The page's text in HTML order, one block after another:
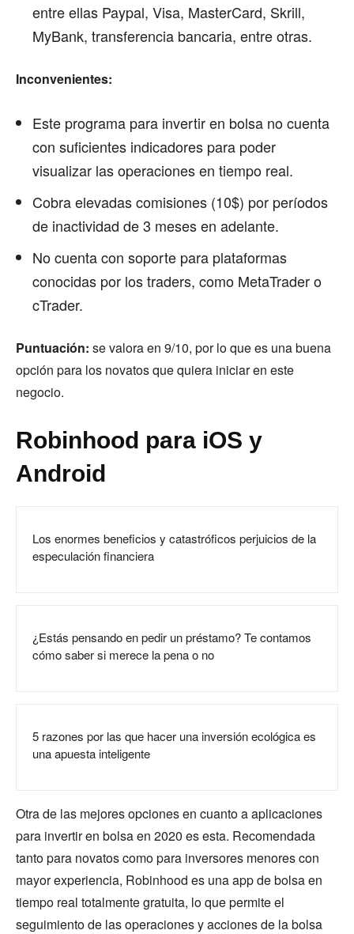
entre ellas Paypal, Visa, MasterCard, Skrill,
MyBank, transferencia bancaria, entre otras.
Inconvenientes:
Este programa para invertir en bolsa no cuenta
con suficientes indicadores para poder
visualizar las operaciones en tiempo real.
Cobra elevadas comisiones (10$) por períodos
de inactividad de 3 meses en adelante.
No cuenta con soporte para plataformas
conocidas por los traders, como MetaTrader o
cTrader.
Puntuación: se valora en 9/10, por lo que es una buena
opción para los novatos que quiera iniciar en este
negocio.
Robinhood para iOS y
Android
Los enormes beneficios y catastróficos perjuicios de la
especulación financiera
¿Estás pensando en pedir un préstamo? Te contamos
cómo saber si merece la pena o no
5 razones por las que hacer una inversión ecológica es
una apuesta inteligente
Otra de las mejores opciones en cuanto a aplicaciones
para invertir en bolsa en 2020 es esta. Recomendada
tanto para novatos como para inversores menores con
mayor experiencia, Robinhood es una app de bolsa en
tiempo real totalmente gratuita, lo que permite el
seguimiento de las operaciones y acciones de la bolsa